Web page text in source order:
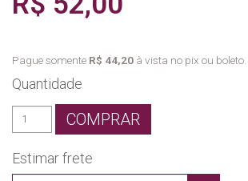
Pague somente R$ 44,20 à vista no pix ou boleto.
Quantidade
COMPRAR
Estimar frete